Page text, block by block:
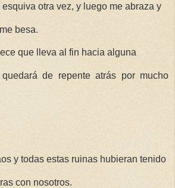
otra vez, y luego me abraza y
besa.
que lleva al fin hacia alguna
de repente atrás por mucho
y todas estas ruinas hubieran tenido
con nosotros.